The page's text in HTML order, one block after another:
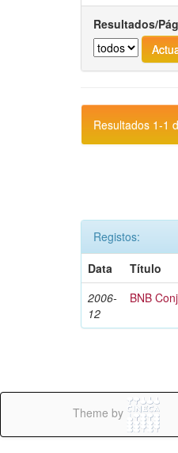
Resultados/
Resultados 1-1
Registos:
Data
Título
2006-
12
BNB
Theme by